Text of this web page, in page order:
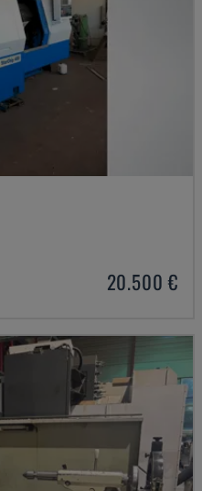
20.500 €